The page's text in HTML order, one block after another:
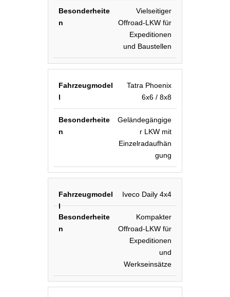
Vielseitiger
Offroad-LKW für
Expeditionen
und Baustellen
Tatra Phoenix
6x6 / 8x8
Geländegängige
r LKW mit
Einzelradaufhän
gung
Iveco Daily 4x4
Kompakter
Offroad-LKW für
Expeditionen
und
Werkseinsätze